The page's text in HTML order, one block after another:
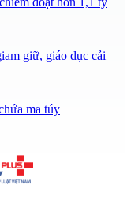
giữ, giáo dục cải
ma túy